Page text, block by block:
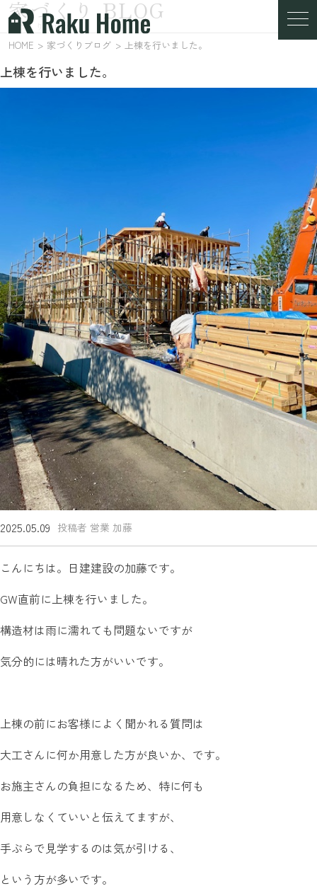
家づくりブログ
家づくり BLOG
HOME 家づくりブログ 上棟を行いました。
上棟を行いました。
2025.05.09 投稿者 営業 加藤
こんにちは。日建建設の加藤です。
GW直前に上棟を行いました。
構造材は雨に濡れても問題ないですが
気分的には晴れた方がいいです。
上棟の前にお客様によく聞かれる質問は
大工さんに何か用意した方が良いか、です。
お施主さんの負担になるため、特に何も
用意しなくていいと伝えてますが、
手ぶらで見学するのは気が引ける、
という方が多いです。